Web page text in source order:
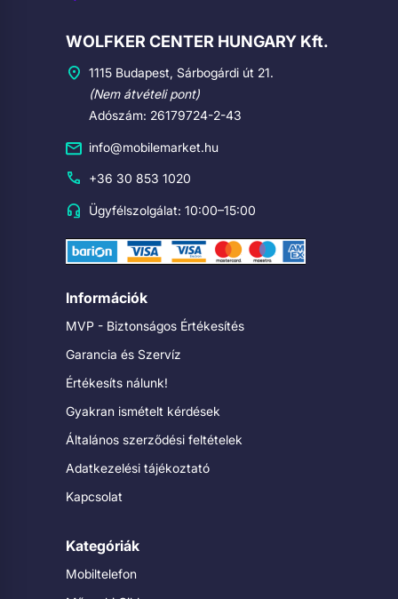
Cégadatok
WOLFKER CENTER HUNGARY Kft.
1115 Budapest, Sárbogárdi út 21.
(Nem átvételi pont)
Adószám: 26179724-2-43
info@mobilemarket.hu
+36 30 853 1020
Ügyfélszolgálat: 10:00–15:00
Információk
MVP - Biztonságos Értékesítés
Garancia és Szervíz
Értékesíts nálunk!
Gyakran ismételt kérdések
Általános szerződési feltételek
Adatkezelési tájékoztató
Kapcsolat
Kategóriák
Mobiltelefon